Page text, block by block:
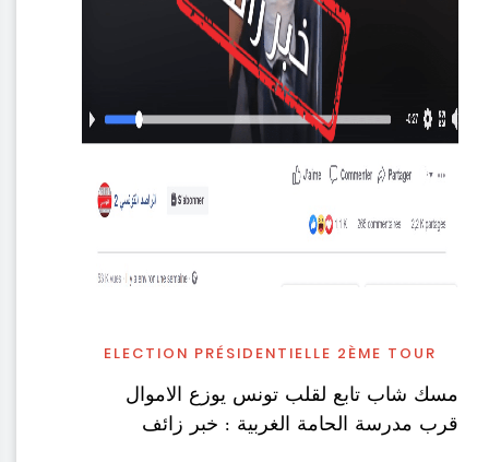
ELECTION PRÉSIDENTIELLE 2ÈME TOUR
مسك شاب تابع لقلب تونس يوزع الاموال
قرب مدرسة الحامة الغربية : خبر زائف